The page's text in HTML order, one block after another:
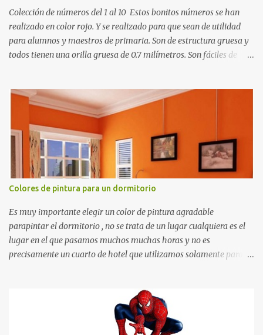
Colección de números del 1 al 10 Estos bonitos números se han
realizado en color rojo. Y se realizado para que sean de utilidad
para alumnos y maestros de primaria. Son de estructura gruesa y
todos tienen una orilla gruesa de 0.7 milímetros. Son fáciles de
matemáticos, para decorar los cumpleaños de los niños, entre
otras cosas.
Colores de pintura para un dormitorio
Es muy importante elegir un color de pintura agradable
parapintar el dormitorio , no se trata de un lugar cualquiera es el
lugar en el que pasamos muchos muchas horas y no es
precisamente un cuarto de hotel que utilizamos solamente para
cómodo y también para nuestra vista. Te mostramos algunas
sugerencias que pueden brindar la elegancia y estilo que buscas
para tu dormitorio. El color naranja es una buena opción para